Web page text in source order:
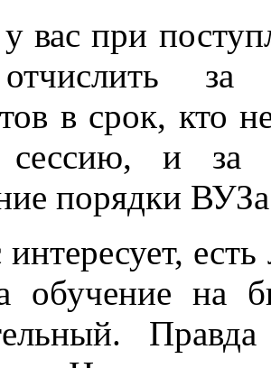
вас при
за
в срок, кто
сессию, и за
порядки
интересует,
обучение на